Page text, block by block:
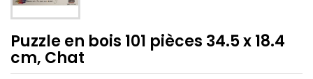
Puzzle en bois 101 pièces 34.5 x 18.4
cm, Chat